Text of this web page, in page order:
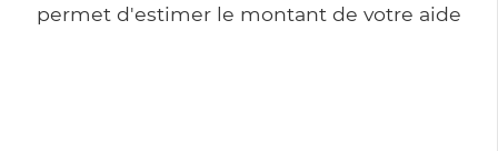
permet d'estimer le montant de votre aide